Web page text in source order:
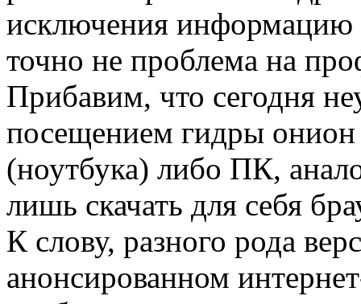
исключения информацию
точно не проблема на
Прибавим, что сегодня
посещением гидры онион
(ноутбука) либо ПК,
лишь скачать для себя
К слову, разного рода
анонсированном